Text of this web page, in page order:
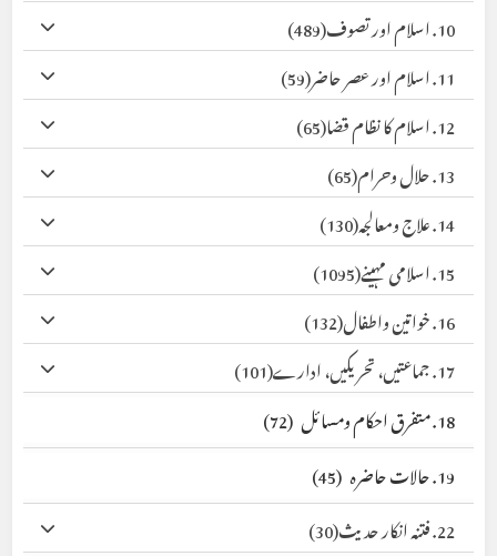
10. اسلام اور تصوف
(489)
11. اسلام اور عصر حاضر
(59)
12. اسلام کا نظام قضا
(65)
13. حلال وحرام
(65)
14. علاج ومعالجہ
(130)
15. اسلامی مہینے
(1095)
16. خواتین واطفال
(132)
17. جماعتیں، تحریکیں، ادارے
(101)
18. متفرق احکام ومسائل
(72)
19. حالات حاضرہ
(45)
22. فتنہ انکار حدیث
(30)